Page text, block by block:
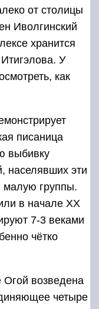
от столицы
Иволгинский
хранится
У
как
писаница
выбивку
населявших эти
группы.
в начале XX
7-3 веками
чётко
Огой возведена
четыре